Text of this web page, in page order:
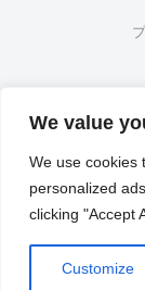
We value
We use cookies
personalized
clicking "Accept
Customize